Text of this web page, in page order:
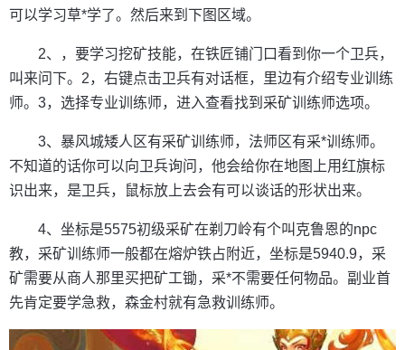
可以学习草*学了。然后来到下图区域。
2、，要学习挖矿技能，在铁匠铺门口看到你一个卫兵，
叫来问下。2，右键点击卫兵有对话框，里边有介绍专业训练
师。3，选择专业训练师，进入查看找到采矿训练师选项。
3、暴风城矮人区有采矿训练师，法师区有采*训练师。
不知道的话你可以向卫兵询问，他会给你在地图上用红旗标
识出来，是卫兵，鼠标放上去会有可以谈话的形状出来。
4、坐标是5575初级采矿在剃刀岭有个叫克鲁恩的npc
教，采矿训练师一般都在熔炉铁占附近，坐标是5940.9，采
矿需要从商人那里买把矿工锄，采*不需要任何物品。副业首
先肯定要学急救，森金村就有急救训练师。